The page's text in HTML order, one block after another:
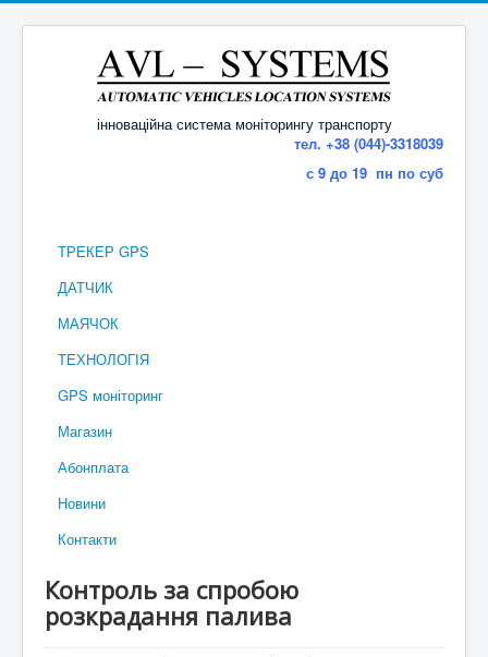
інноваційна система моніторингу транспорту
тел. +38 (044)-3318039
с 9 до 19 пн по суб
ТРЕКЕР GPS
ДАТЧИК
МАЯЧОК
ТЕХНОЛОГІЯ
GPS моніторинг
Магазин
Абонплата
Новини
Контакти
Контроль за спробою
розкрадання палива